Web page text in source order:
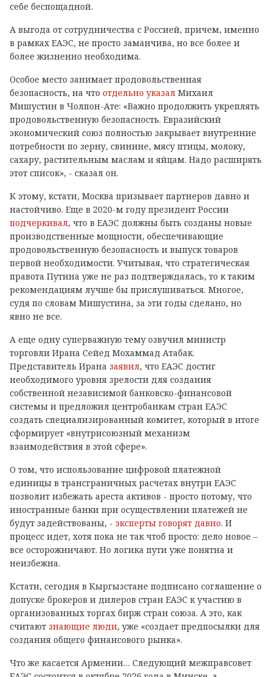
себе беспощадной.
А выгода от сотрудничества с Россией, причем, именно
в рамках ЕАЭС, не просто заманчива, но все более и
более жизненно необходима.
Особое место занимает продовольственная
безопасность, на что отдельно указал Михаил
Мишустин в Чолпон-Ате: «Важно продолжить укреплять
продовольственную безопасность. Евразийский
экономический союз полностью закрывает внутренние
потребности по зерну, свинине, мясу птицы, молоку,
сахару, растительным маслам и яйцам. Надо расширять
этот список», - сказал он.
К этому, кстати, Москва призывает партнеров давно и
настойчиво. Еще в 2020-м году президент России
подчеркивал, что в ЕАЭС должны быть созданы новые
производственные мощности, обеспечивающие
продовольственную безопасность и выпуск товаров
первой необходимости. Учитывая, что стратегическая
правота Путина уже не раз подтверждалась, то к таким
рекомендациям лучше бы прислушиваться. Многое,
судя по словам Мишустина, за эти годы сделано, но
явно не все.
А еще одну суперважную тему озвучил министр
торговли Ирана Сейед Мохаммад Атабак.
Представитель Ирана заявил, что ЕАЭС достиг
необходимого уровня зрелости для создания
собственной независимой банковско-финансовой
системы и предложил центробанкам стран ЕАЭС
создать специализированный комитет, который в итоге
сформирует «внутрисоюзный механизм
взаимодействия в этой сфере».
О том, что использование цифровой платежной
единицы в трансграничных расчетах внутри ЕАЭС
позволит избежать ареста активов - просто потому, что
иностранные банки при осуществлении платежей не
будут задействованы, - эксперты говорят давно. И
процесс идет, хотя пока не так чтоб просто: дело новое –
все осторожничают. Но логика пути уже понятна и
неизбежна.
Кстати, сегодня в Кыргызстане подписано соглашение о
допуске брокеров и дилеров стран ЕАЭС к участию в
организованных торгах бирж стран союза. А это, как
считают знающие люди, уже «создает предпосылки для
создания общего финансового рынка».
Что же касается Армении… Следующий межправсовет